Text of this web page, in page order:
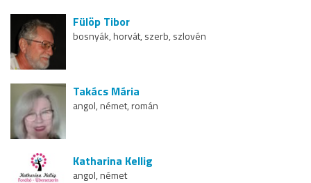
Fülöp Tibor
bosnyák, horvát, szerb, szlovén
Takács Mária
angol, német, román
Katharina Kellig
angol, német